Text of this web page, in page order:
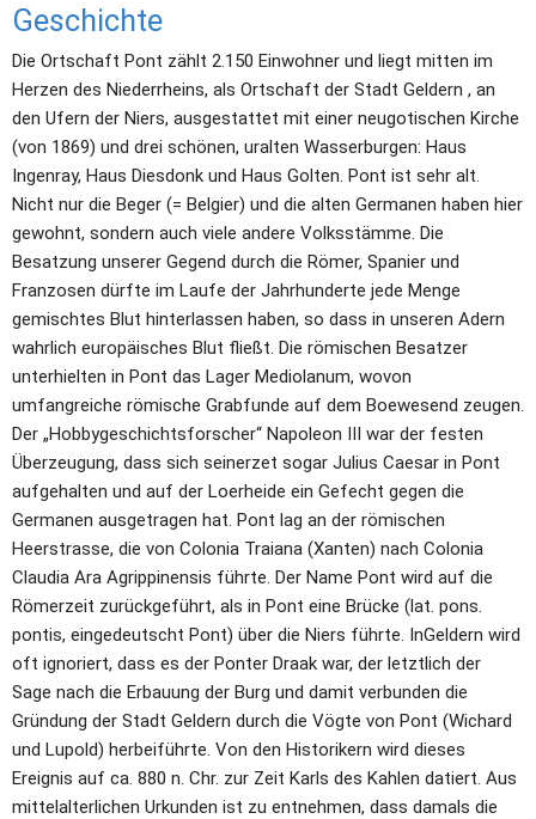
Geschichte
Die Ortschaft Pont zählt 2.150 Einwohner und liegt mitten im
Herzen des Niederrheins, als Ortschaft der Stadt Geldern , an
den Ufern der Niers, ausgestattet mit einer neugotischen Kirche
(von 1869) und drei schönen, uralten Wasserburgen: Haus
Ingenray, Haus Diesdonk und Haus Golten. Pont ist sehr alt.
Nicht nur die Beger (= Belgier) und die alten Germanen haben hier
gewohnt, sondern auch viele andere Volksstämme. Die
Besatzung unserer Gegend durch die Römer, Spanier und
Franzosen dürfte im Laufe der Jahrhunderte jede Menge
gemischtes Blut hinterlassen haben, so dass in unseren Adern
wahrlich europäisches Blut fließt. Die römischen Besatzer
unterhielten in Pont das Lager Mediolanum, wovon
umfangreiche römische Grabfunde auf dem Boewesend zeugen.
Der „Hobbygeschichtsforscher“ Napoleon III war der festen
Überzeugung, dass sich seinerzet sogar Julius Caesar in Pont
aufgehalten und auf der Loerheide ein Gefecht gegen die
Germanen ausgetragen hat. Pont lag an der römischen
Heerstrasse, die von Colonia Traiana (Xanten) nach Colonia
Claudia Ara Agrippinensis führte. Der Name Pont wird auf die
Römerzeit zurückgeführt, als in Pont eine Brücke (lat. pons.
pontis, eingedeutscht Pont) über die Niers führte. InGeldern wird
oft ignoriert, dass es der Ponter Draak war, der letztlich der
Sage nach die Erbauung der Burg und damit verbunden die
Gründung der Stadt Geldern durch die Vögte von Pont (Wichard
und Lupold) herbeiführte. Von den Historikern wird dieses
Ereignis auf ca. 880 n. Chr. zur Zeit Karls des Kahlen datiert. Aus
mittelalterlichen Urkunden ist zu entnehmen, dass damals die